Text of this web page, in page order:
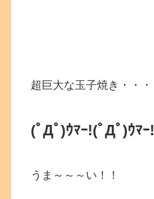
超巨大な玉子焼き・・・
(ﾟДﾟ)ｳﾏｰ!(ﾟДﾟ)ｳﾏｰ!
うま～～～い！！